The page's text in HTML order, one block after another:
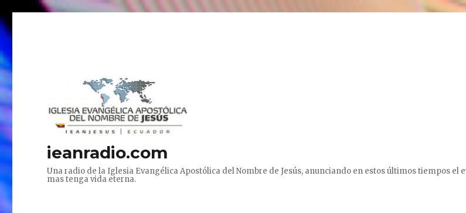
ieanradio.com
Una radio de la Iglesia Evangélica Apostólica del Nombre de Jesús, anunciando en estos últimos tiempos el
mas tenga vida eterna.